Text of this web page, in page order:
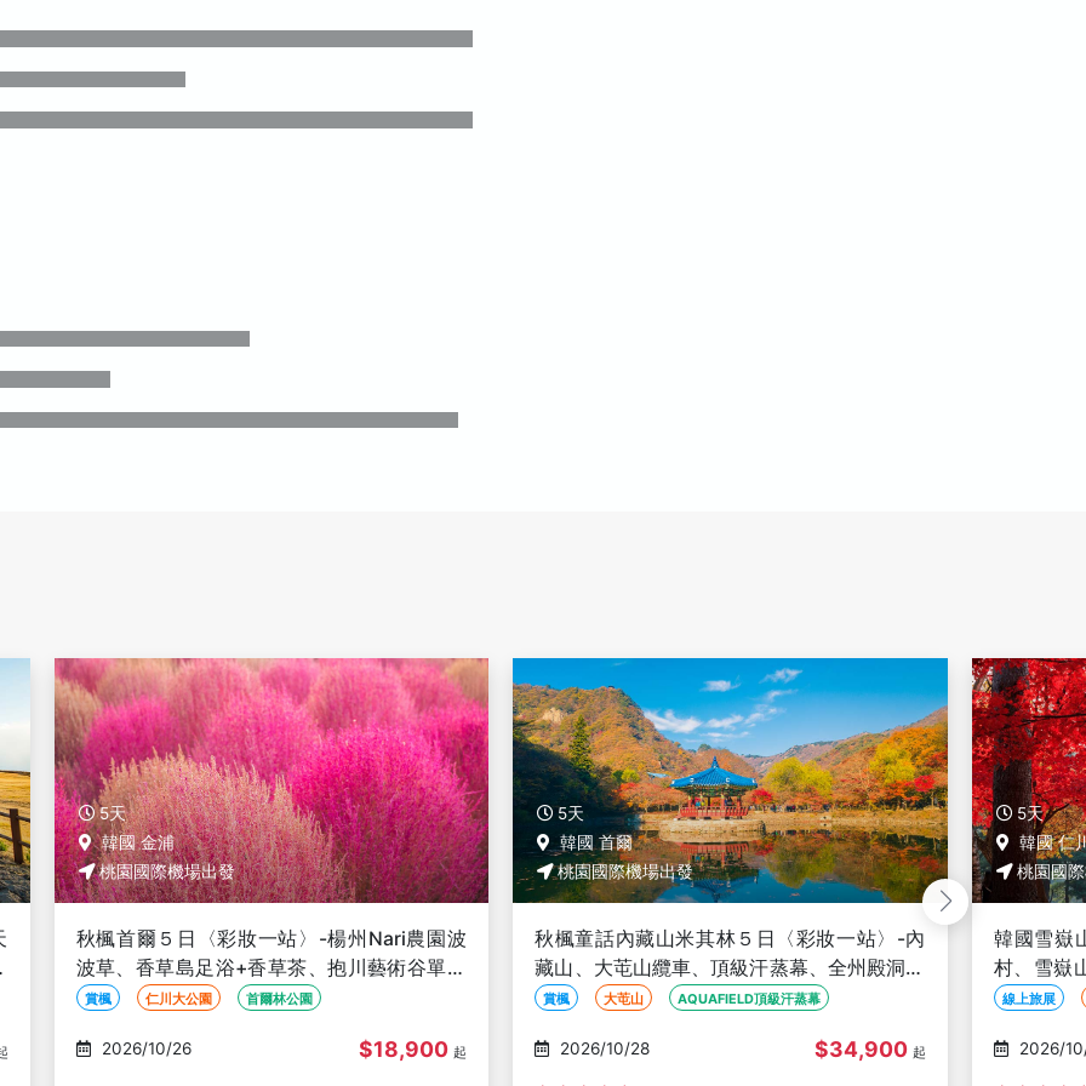
5天
韓國 首爾
桃園國際機場出發
秋楓童話內藏山米其林５日〈彩妝一站〉-內
藏山、大芚山纜車、頂級汗蒸幕、全州殿洞聖
堂、韓服漫遊韓屋村、百年銀杏樹
賞楓 大芚山 AQUAFIELD頂級汗蒸幕
2026/10/28 $34,900 起
5天
韓國 仁川
桃園國際機場出發
韓國雪嶽山賞楓５日〈彩妝一站)－入住渡假
村、雪嶽山+龍門寺銀杏、南漢山城、夢公園
粉黛子、南怡島、首爾林
線上旅展 賞楓 賞楓勝地雪嶽山
2026/10/28 $20,900 起
5天
韓國 金
桃園國
玩翻首爾
雙體驗、
鍾元廚神
線上旅展
2026/